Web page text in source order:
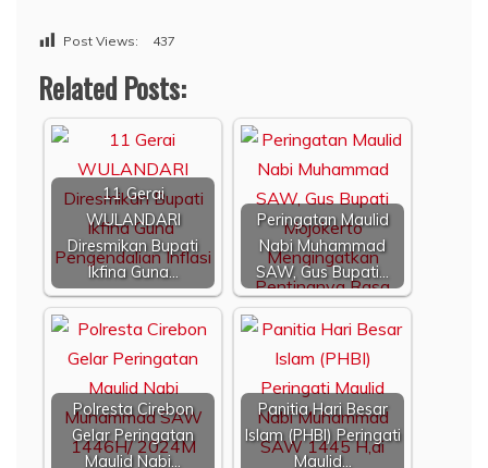
Post Views: 437
Related Posts:
11 Gerai
WULANDARI
Diresmikan Bupati
Ikfina Guna…
Peringatan Maulid
Nabi Muhammad
SAW, Gus Bupati…
Polresta Cirebon
Gelar Peringatan
Maulid Nabi…
Panitia Hari Besar
Islam (PHBI) Peringati
Maulid…